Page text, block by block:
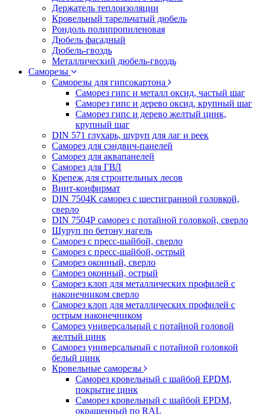
Держатель теплоизоляции
Кровельный тарельчатый дюбель
Рондоль полипропиленовая
Дюбель фасадный
Дюбель-гвоздь
Металлический дюбель-гвоздь
Саморезы
Саморезы для гипсокартона
Саморез гипс и металл оксид, частый шаг
Саморез гипс и дерево оксид, крупный шаг
Саморез гипс и дерево желтый цинк,
крупный шаг
DIN 571 глухарь, шуруп для лаг и реек
Саморез для сэндвич-панелей
Саморез для аквапанелей
Саморез для ГВЛ
Крепеж для строительных лесов
Винт-конфирмат
DIN 7504К саморез с шестигранной головкой,
сверло
DIN 7504Р саморез с потайной головкой, сверло
Шуруп по бетону нагель
Саморез с пресс-шайбой, сверло
Саморез с пресс-шайбой, острый
Саморез оконный, сверло
Саморез оконный, острый
Саморез клоп для металлических профилей с
наконечником сверло
Саморез клоп для металлических профилей с
острым наконечником
Саморез универсальный с потайной головой
желтый цинк
Саморез универсальный с потайной головкой
белый цинк
Кровельные саморезы
Саморез кровельный с шайбой EPDM,
покрытие цинк
Саморез кровельный с шайбой EPDM,
окрашенный по RAL